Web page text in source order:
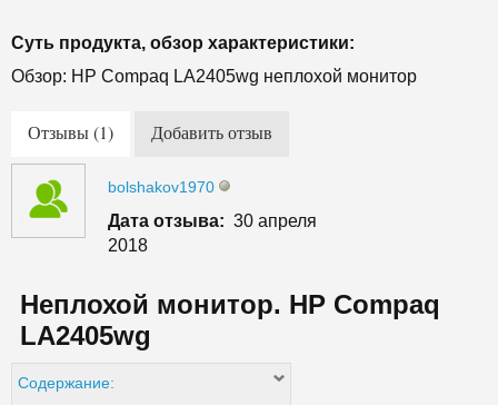
Суть продукта, обзор характеристики:
Обзор: HP Compaq LA2405wg неплохой монитор
Отзывы (1) Добавить отзыв
bolshakov1970
Дата отзыва: 30 апреля
2018
Неплохой монитор. HP Compaq
LA2405wg
Содержание: